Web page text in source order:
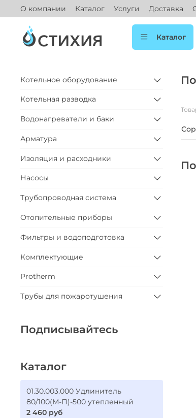
О компании Каталог Услуги Доставка
Каталог
Котельное оборудование
Котельная разводка
Водонагреватели и баки
Арматура
Изоляция и расходники
Насосы
Трубопроводная система
Отопительные приборы
Фильтры и водоподготовка
Комплектующие
Protherm
Трубы для пожаротушения
Подписывайтесь
Каталог
01.30.003.000 Удлинитель
80/100(М-П)-500 утепленный
2 460 руб